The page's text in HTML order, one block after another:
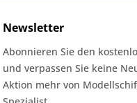
Newsletter
Abonnieren Sie den
und verpassen Sie keine
Aktion mehr von